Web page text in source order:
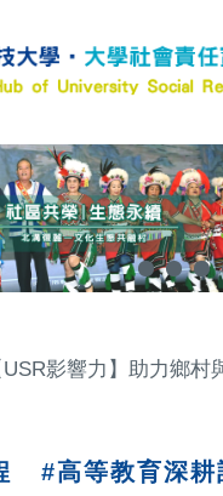
影響力】助力鄉村
#高等教育深耕